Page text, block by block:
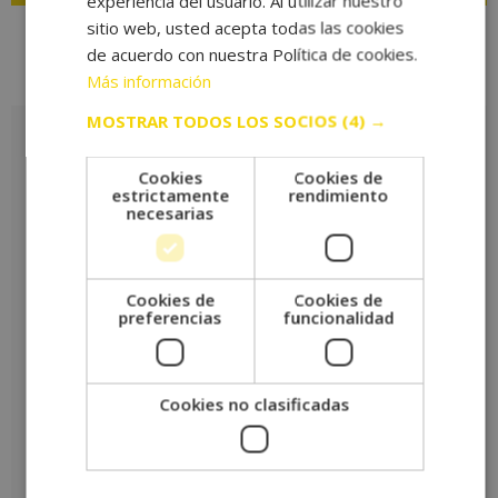
Valoraciones (0)
No hay valoraciones aún.
Sé el primero en valorar “MÁSTER EN FITNESS Y PLANES DE
ENTRENAMIENTO FÍSICO DE ALTO RENDIMIENTO + COACHING
Tu puntuación*
sitio web, usted acepta todas las cookies
de acuerdo con nuestra Política de cookies.
Más información
MOSTRAR TODOS LOS SOCIOS (4) →
Cookies
estrictamente
necesarias
Cookies de
rendimiento
Cookies de
preferencias
Cookies de
funcionalidad
Cookies no clasificadas